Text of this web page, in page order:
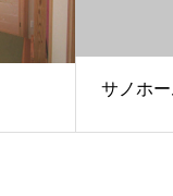
サノホ